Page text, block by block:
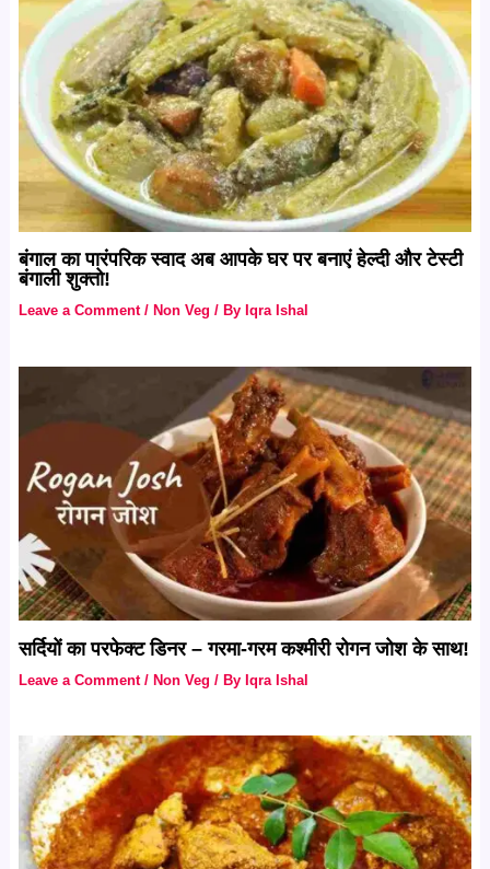
बंगाल का पारंपरिक स्वाद अब आपके घर पर बनाएं हेल्दी और टेस्टी
बंगाली शुक्तो!
Leave a Comment / Non Veg / By Iqra Ishal
सर्दियों का परफेक्ट डिनर – गरमा-गरम कश्मीरी रोगन जोश के साथ!
Leave a Comment / Non Veg / By Iqra Ishal